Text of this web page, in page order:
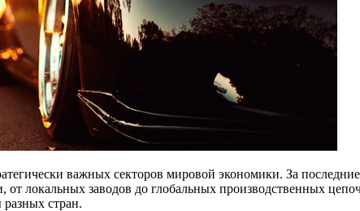
важных секторов мировой экономики. За последние
локальных заводов до глобальных производственных
стран.